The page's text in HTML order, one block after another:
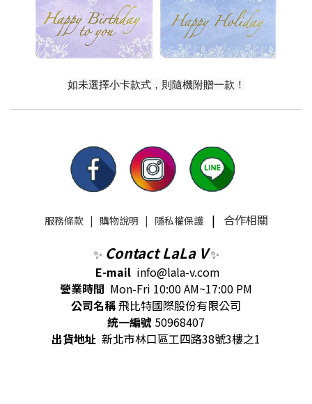
如未選擇小卡款式，則隨機附贈一款！
服務條款| 購物說明 | 隱私權保護| 合作相關
✨ Contact LaLa V✨
E-mail info@lala-v.com
營業時間 Mon-Fri 10:00 AM~17:00 PM
公司名稱飛比特國際股份有限公司
統一編號 50968407
出貨地址 新北市林口區工四路38號3樓之1